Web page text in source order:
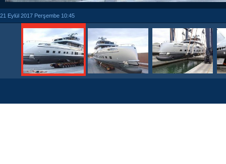
21 Eylül 2017 Perşembe 10:45